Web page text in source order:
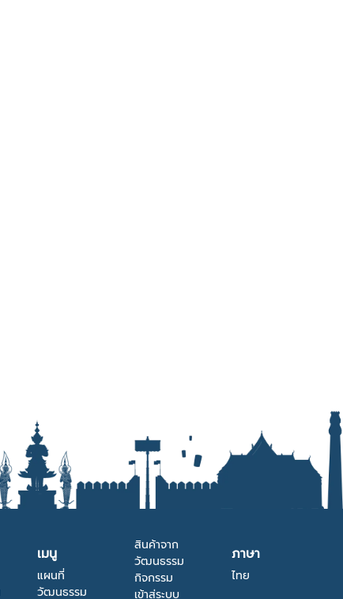
เมนู
แผนที่
วัฒนธรรม
สินค้าจาก
วัฒนธรรม
กิจกรรม
เข้าสู่ระบบ
ภาษา
ไทย